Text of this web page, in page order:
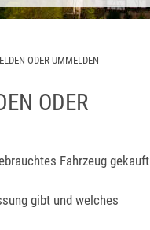
ODER UMMELDEN
ODER
Fahrzeug gekauft
gibt und welches